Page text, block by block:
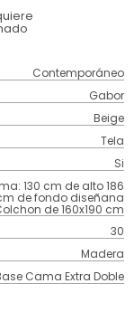
Contemporáneo
Gabor
Beige
Tela
Si
130 cm de alto 186
de fondo diseñana
de 160x190 cm
30
Madera
Cama Extra Doble